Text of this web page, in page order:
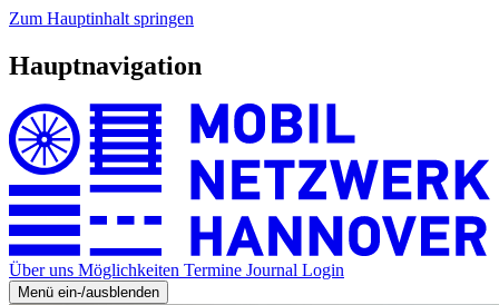
Zum Hauptinhalt springen
Hauptnavigation
Über uns Möglichkeiten Termine Journal Login
Menü ein-/ausblenden